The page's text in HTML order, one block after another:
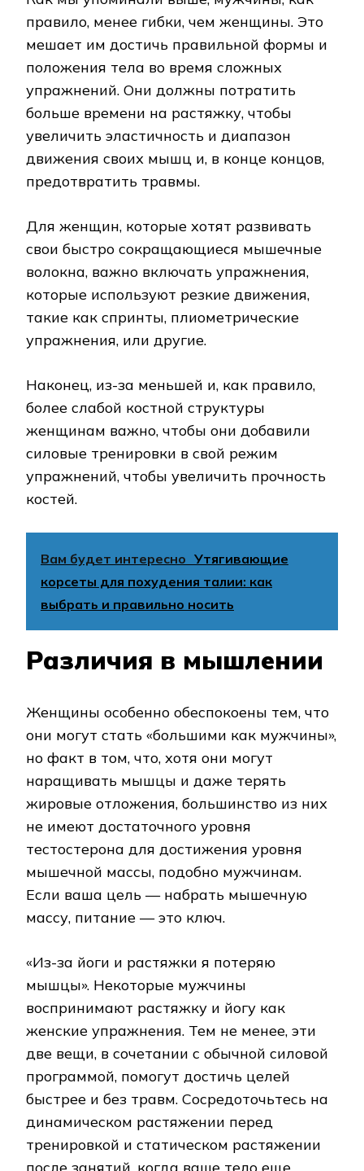
правило, менее гибки, чем женщины. Это
мешает им достичь правильной формы и
положения тела во время сложных
упражнений. Они должны потратить
больше времени на растяжку, чтобы
увеличить эластичность и диапазон
движения своих мышц и, в конце концов,
предотвратить травмы.
Для женщин, которые хотят развивать
свои быстро сокращающиеся мышечные
волокна, важно включать упражнения,
которые используют резкие движения,
такие как спринты, плиометрические
упражнения, или другие.
Наконец, из-за меньшей и, как правило,
более слабой костной структуры
женщинам важно, чтобы они добавили
силовые тренировки в свой режим
упражнений, чтобы увеличить прочность
костей.
Вам будет интересно Утягивающие
корсеты для похудения талии: как
выбрать и правильно носить
Различия в мышлении
Женщины особенно обеспокоены тем, что
они могут стать «большими как мужчины»,
но факт в том, что, хотя они могут
наращивать мышцы и даже терять
жировые отложения, большинство из них
не имеют достаточного уровня
тестостерона для достижения уровня
мышечной массы, подобно мужчинам.
Если ваша цель — набрать мышечную
массу, питание — это ключ.
«Из-за йоги и растяжки я потеряю
мышцы». Некоторые мужчины
воспринимают растяжку и йогу как
женские упражнения. Тем не менее, эти
две вещи, в сочетании с обычной силовой
программой, помогут достичь целей
быстрее и без травм. Сосредоточьтесь на
динамическом растяжении перед
тренировкой и статическом растяжении
после занятий, когда ваше тело еще